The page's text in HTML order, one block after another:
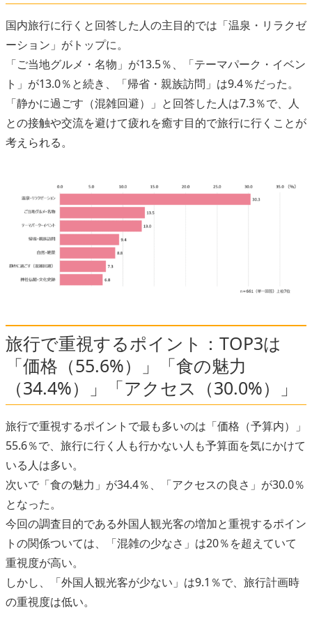
国内旅行に行くと回答した人の主目的では「温泉・リラクゼ
ーション」がトップに。
「ご当地グルメ・名物」が13.5％、「テーマパーク・イベン
ト」が13.0％と続き、「帰省・親族訪問」は9.4％だった。
「静かに過ごす（混雑回避）」と回答した人は7.3％で、人
との接触や交流を避けて疲れを癒す目的で旅行に行くことが
考えられる。
旅行で重視するポイント：TOP3は
「価格（55.6%）」「食の魅力
（34.4%）」「アクセス（30.0%）」
旅行で重視するポイントで最も多いのは「価格（予算内）」
55.6％で、旅行に行く人も行かない人も予算面を気にかけて
いる人は多い。
次いで「食の魅力」が34.4％、「アクセスの良さ」が30.0％
となった。
今回の調査目的である外国人観光客の増加と重視するポイン
トの関係ついては、「混雑の少なさ」は20％を超えていて
重視度が高い。
しかし、「外国人観光客が少ない」は9.1％で、旅行計画時
の重視度は低い。